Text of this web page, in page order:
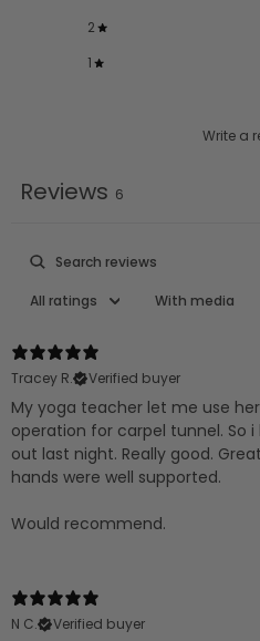
2
1
Write a
Reviews 6
With media
Tracey R.
Verified buyer
My yoga teacher let me use
operation for carpel tunnel. So
out last night. Really good.
hands were well supported.
Would recommend.
N C.
Verified buyer